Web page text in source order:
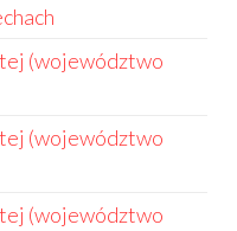
(województwo
(województwo
(województwo